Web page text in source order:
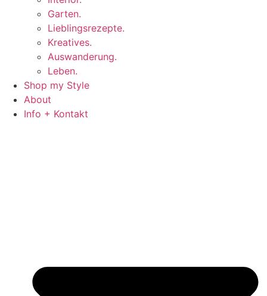
Garten.
Lieblingsrezepte.
Kreatives.
Auswanderung.
Leben.
Shop my Style
About
Info + Kontakt